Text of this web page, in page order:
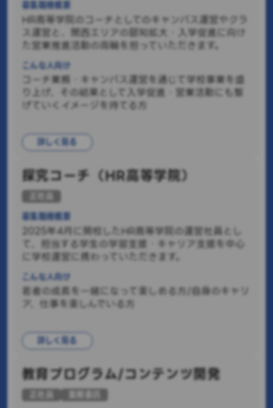
募集職種概要
HR高等学院のコーチとしてのキャンパス運営やクラ
ス運営と、関西エリアの認知拡大・入学促進に向け
た営業推進活動の両輪を担っていただきます。
こんな人向け
コーチ業務・キャンパス運営を通じて学校事業を盛
り上げ、その結果として入学促進・営業活動にも繋
げていくイメージを持てる方
詳しく見る
探究コーチ（HR高等学院）
募集職種概要
2025年4月に開校したHR高等学院の運営社員とし
て、担当する学生の学習支援・キャリア支援を中心
に学校運営に携わっていただきます。
こんな人向け
若者の成長を一緒になって楽しめる方/自身のキャリ
ア、仕事を楽しんでいる方
詳しく見る
教育プログラム/コンテンツ開発